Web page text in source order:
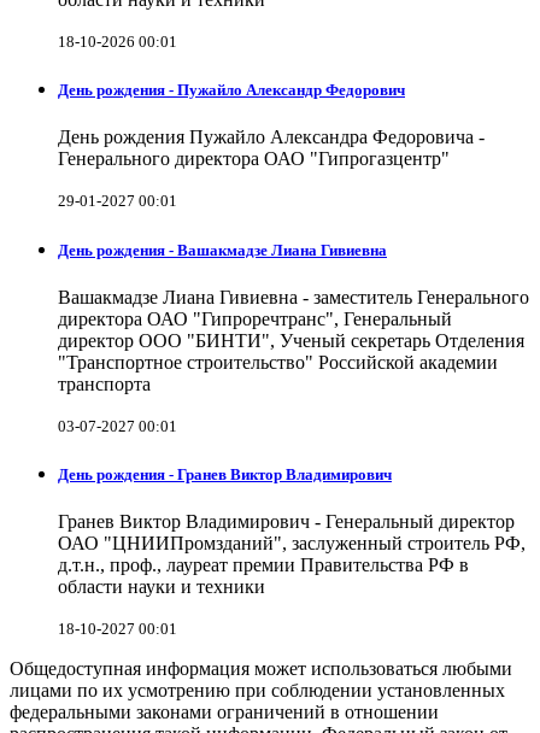
18-10-2026 00:01
День рождения - Пужайло Александр Федорович
День рождения Пужайло Александра Федоровича -
Генерального директора ОАО "Гипрогазцентр"
29-01-2027 00:01
День рождения - Вашакмадзе Лиана Гивиевна
Вашакмадзе Лиана Гивиевна - заместитель Генерального
директора ОАО "Гипроречтранс", Генеральный
директор ООО "БИНТИ", Ученый секретарь Отделения
"Транспортное строительство" Российской академии
транспорта
03-07-2027 00:01
День рождения - Гранев Виктор Владимирович
Гранев Виктор Владимирович - Генеральный директор
ОАО "ЦНИИПромзданий", заслуженный строитель РФ,
д.т.н., проф., лауреат премии Правительства РФ в
области науки и техники
18-10-2027 00:01
Общедоступная информация может использоваться любыми
лицами по их усмотрению при соблюдении установленных
федеральными законами ограничений в отношении